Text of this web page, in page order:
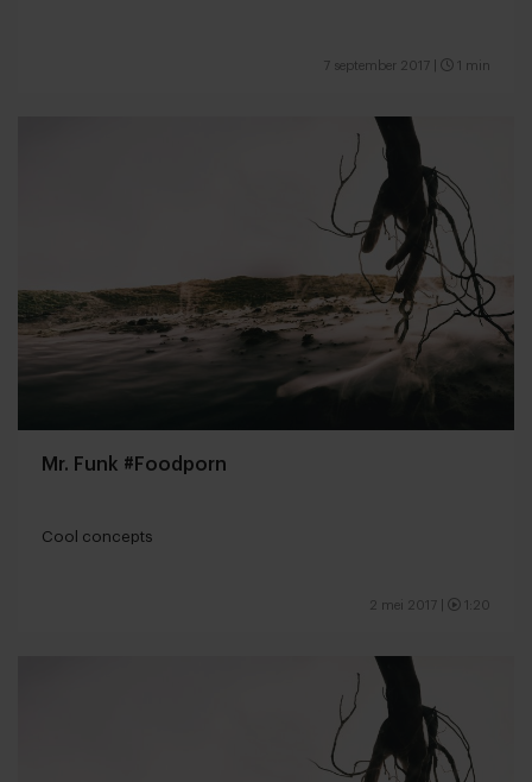
7 september 2017 1 min
Mr. Funk #Foodporn
Cool concepts
2 mei 2017 1:20